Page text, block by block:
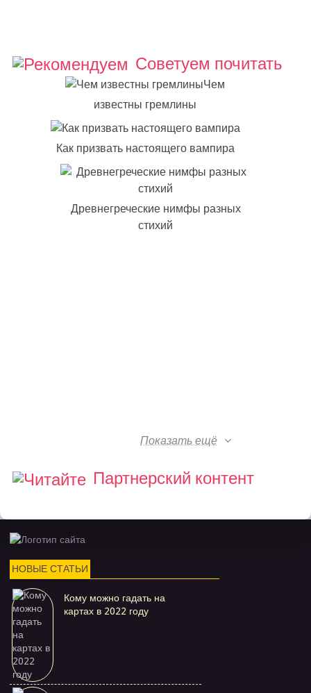
Советуем почитать
Чем
известны гремлины
Как призвать настоящего вампира
Древнегреческие нимфы разных
стихий
Показать ещё
Партнерский контент
НОВЫЕ СТАТЬИ
Кому можно гадать на
картах в 2022 году